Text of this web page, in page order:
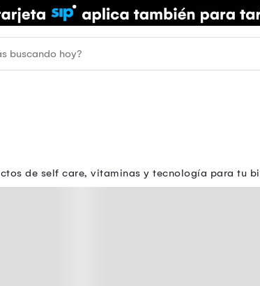
de self care, vitaminas y tecnología para tu